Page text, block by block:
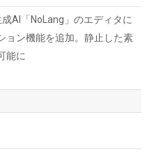
AI「NoLang」のエディタに
ョン機能を追加。静止した素
能に